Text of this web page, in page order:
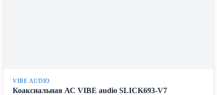
VIBE AUDIO
Коаксиальная АС VIBE audio SLICK693-V7